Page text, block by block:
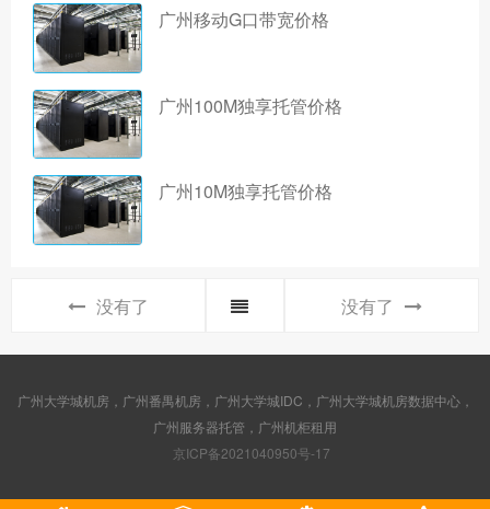
广州移动G口带宽价格
广州100M独享托管价格
广州10M独享托管价格
没有了 没有了
广州大学城机房，广州番禺机房，广州大学城IDC，广州大学城机房数据中心，
广州服务器托管，广州机柜租用
京ICP备2021040950号-17